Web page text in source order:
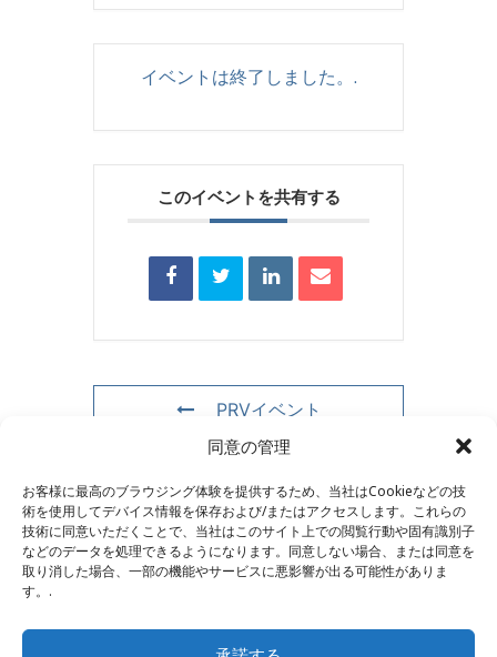
同意の管理
お客様に最高のブラウジング体験を提供するため、当社はCookieなどの技
術を使用してデバイス情報を保存および/またはアクセスします。これらの
技術に同意いただくことで、当社はこのサイト上での閲覧行動や固有識別子
などのデータを処理できるようになります。同意しない場合、または同意を
取り消した場合、一部の機能やサービスに悪影響が出る可能性がありま
す。.
イベントは終了しました。.
このイベントを共有する
PRVイベント
NXTイベント